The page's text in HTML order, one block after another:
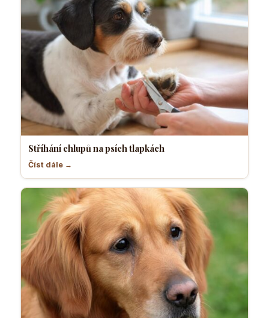
Stříhání chlupů na psích tlapkách
Číst dále →